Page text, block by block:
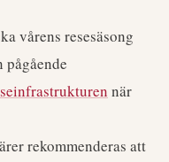
vårens resesäsong
när
rekommenderas att